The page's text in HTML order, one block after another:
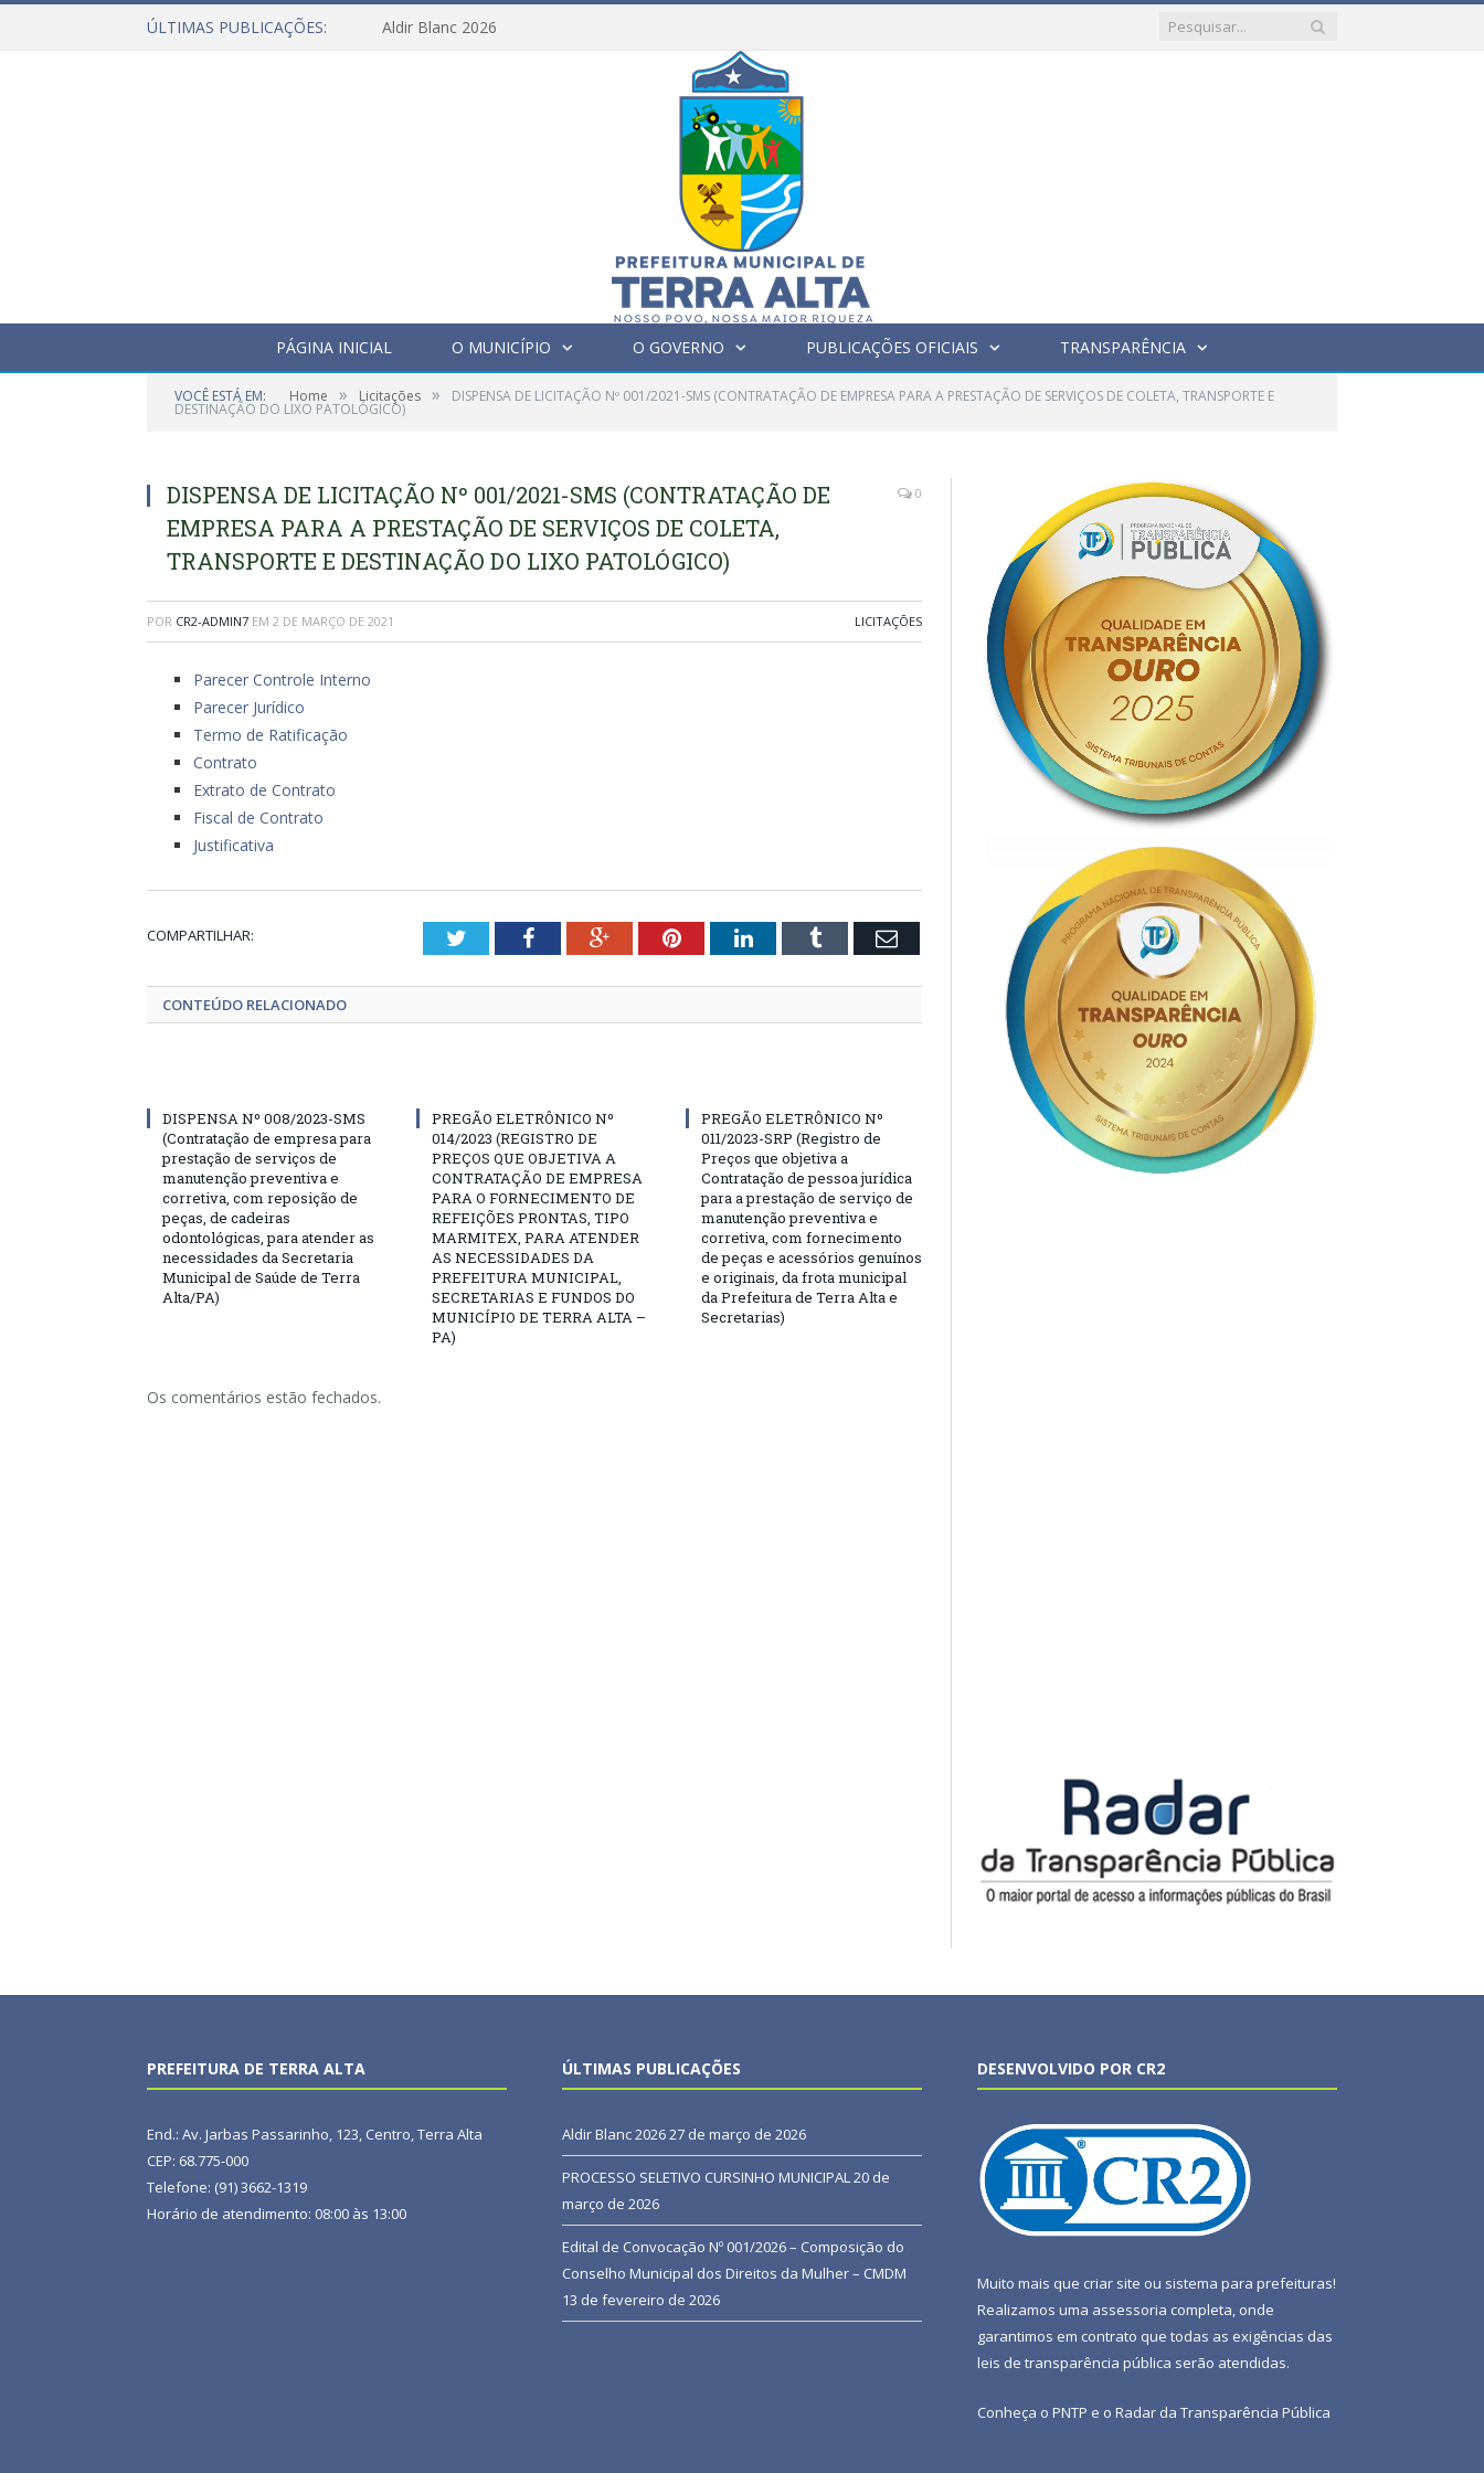
ÚLTIMAS PUBLICAÇÕES: Aldir Blanc 2026
PÁGINA INICIAL O MUNICÍPIO O GOVERNO PUBLICAÇÕES OFICIAIS TRANSPARÊNCIA
VOCÊ ESTÁ EM: Home » Licitações » DISPENSA DE LICITAÇÃO Nº 001/2021-SMS (CONTRATAÇÃO DE EMPRESA PARA A PRESTAÇÃO DE SERVIÇOS DE COLETA, TRANSPORTE E
DESTINAÇÃO DO LIXO PATOLÓGICO)
DISPENSA DE LICITAÇÃO Nº 001/2021-SMS (CONTRATAÇÃO DE
EMPRESA PARA A PRESTAÇÃO DE SERVIÇOS DE COLETA,
TRANSPORTE E DESTINAÇÃO DO LIXO PATOLÓGICO)
0
POR CR2-ADMIN7 EM 2 DE MARÇO DE 2021 LICITAÇÕES
Parecer Controle Interno
Parecer Jurídico
Termo de Ratificação
Contrato
Extrato de Contrato
Fiscal de Contrato
Justificativa
COMPARTILHAR: TwitterFacebookGoogle+PinterestLinkedInTumblr Email
CONTEÚDO RELACIONADO
DISPENSA Nº 008/2023-SMS
(Contratação de empresa para
prestação de serviços de
manutenção preventiva e
corretiva, com reposição de
peças, de cadeiras
odontológicas, para atender as
necessidades da Secretaria
Municipal de Saúde de Terra
Alta/PA)
PREGÃO ELETRÔNICO Nº
014/2023 (REGISTRO DE
PREÇOS QUE OBJETIVA A
CONTRATAÇÃO DE EMPRESA
PARA O FORNECIMENTO DE
REFEIÇÕES PRONTAS, TIPO
MARMITEX, PARA ATENDER
AS NECESSIDADES DA
PREFEITURA MUNICIPAL,
SECRETARIAS E FUNDOS DO
MUNICÍPIO DE TERRA ALTA –
PA)
PREGÃO ELETRÔNICO Nº
011/2023-SRP (Registro de
Preços que objetiva a
Contratação de pessoa jurídica
para a prestação de serviço de
manutenção preventiva e
corretiva, com fornecimento
de peças e acessórios genuínos
e originais, da frota municipal
da Prefeitura de Terra Alta e
Secretarias)
Os comentários estão fechados.
PREFEITURA DE TERRA ALTA
End.: Av. Jarbas Passarinho, 123, Centro, Terra Alta
CEP: 68.775-000
Telefone: (91) 3662-1319
Horário de atendimento: 08:00 às 13:00
ÚLTIMAS PUBLICAÇÕES
Aldir Blanc 202627 de março de 2026
PROCESSO SELETIVO CURSINHO MUNICIPAL20 de
março de 2026
Edital de Convocação Nº 001/2026 – Composição do
Conselho Municipal dos Direitos da Mulher – CMDM
13 de fevereiro de 2026
DESENVOLVIDO POR CR2
Muito mais que criar site ou sistema para prefeituras!
Realizamos uma assessoria completa, onde
garantimos em contrato que todas as exigências das
leis de transparência pública serão atendidas.
Conheça o PNTP e o Radar da Transparência Pública